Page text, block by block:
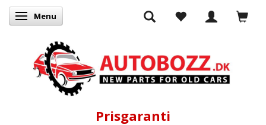
Skifte navigation
Menu
Prisgaranti